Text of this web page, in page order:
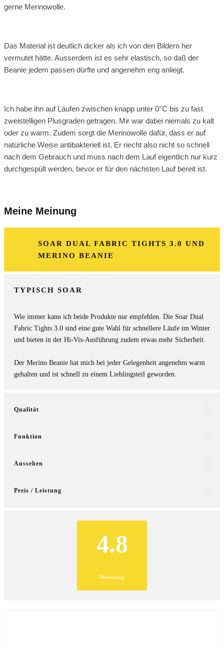
gerne Merinowolle.
Das Material ist deutlich dicker als ich von den Bildern her
vermutet hätte. Ausserdem ist es sehr elastisch, so daß der
Beanie jedem passen dürfte und angenehm eng anliegt.
Ich habe ihn auf Läufen zwischen knapp unter 0°C bis zu fast
zweistelligen Plusgraden getragen. Mir war dabei niemals zu kalt
oder zu warm. Zudem sorgt die Merinowolle dafür, dass er auf
natürliche Weise antibakteriell ist. Er riecht also nicht so schnell
nach dem Gebrauch und muss nach dem Lauf eigentlich nur kurz
durchgespült werden, bevor er für den nächsten Lauf bereit ist.
Meine Meinung
SOAR DUAL FABRIC TIGHTS 3.0 UND
MERINO BEANIE
TYPISCH SOAR
Wie immer kann ich beide Produkte nur empfehlen. Die Soar Dual
Fabric Tights 3.0 sind eine gute Wahl für schnellere Läufe im Winter
und bieten in der Hi-Vis-Ausführung zudem etwas mehr Sicherheit.
Der Merino Beanie hat mich bei jeder Gelegenheit angenehm warm
gehalten und ist schnell zu einem Lieblingsteil geworden.
Qualität
Funktion
Aussehen
Preis / Leistung
4.8
Bewertung